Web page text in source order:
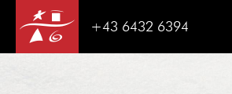
+43 6432 6394